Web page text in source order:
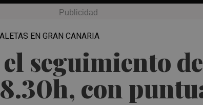
seguimiento
con
EN GRAN CANARIA